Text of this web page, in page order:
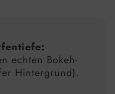
echten Bokeh-
Hintergrund).